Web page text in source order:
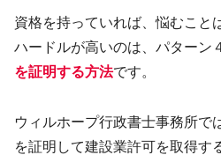
資格を持っていれば、悩むこと
ハードルが高いのは、パターン
を証明する方法です。
ウィルホープ行政書士事務所で
を証明して建設業許可を取得す